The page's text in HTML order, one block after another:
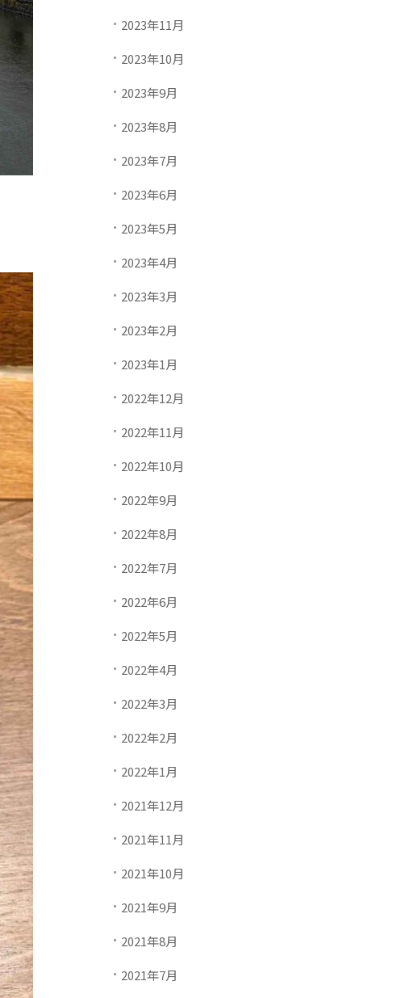
2023年11月
2023年10月
2023年9月
2023年8月
2023年7月
2023年6月
2023年5月
2023年4月
2023年3月
2023年2月
2023年1月
2022年12月
2022年11月
2022年10月
2022年9月
2022年8月
2022年7月
2022年6月
2022年5月
2022年4月
2022年3月
2022年2月
2022年1月
2021年12月
2021年11月
2021年10月
2021年9月
2021年8月
2021年7月